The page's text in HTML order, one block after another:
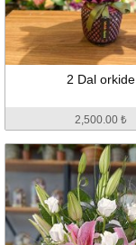
2 Dal orkide
2,500.00 ₺